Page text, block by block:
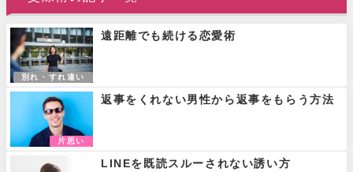
別れ・すれ違い
遠距離でも続ける恋愛術
片思い
返事をくれない男性から返事をもらう方法
LINEを既読スルーされない誘い方